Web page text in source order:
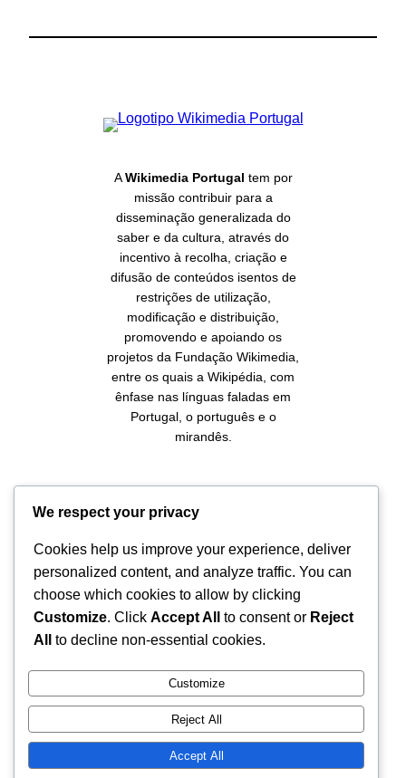
AWikimedia Portugal tem por
missão contribuir para a
disseminação generalizada do
saber e da cultura, através do
incentivo à recolha, criação e
difusão de conteúdos isentos de
restrições de utilização,
modificação e distribuição,
promovendo e apoiando os
projetos da Fundação Wikimedia,
entre os quais a Wikipédia, com
ênfase nas línguas faladas em
Portugal, o português e o
mirandês.
Facebook
Twitter
GitHub
Instagram
Salvo indicação em contrário, o conteúdo
deste site é disponibilizado sob os termos
Atribuição-CompartilhaIgual 4.0
Internacional.
We respect your privacy
Cookies help us improve your experience, deliver
personalized content, and analyze traffic. You can
choose which cookies to allow by clicking
Customize. Click Accept All to consent or Reject
All
to decline non-essential cookies.
Customize
Reject All
Accept All